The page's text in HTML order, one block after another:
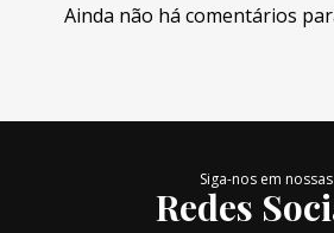
Ainda não há comentários
Siga-nos em nossas
Redes